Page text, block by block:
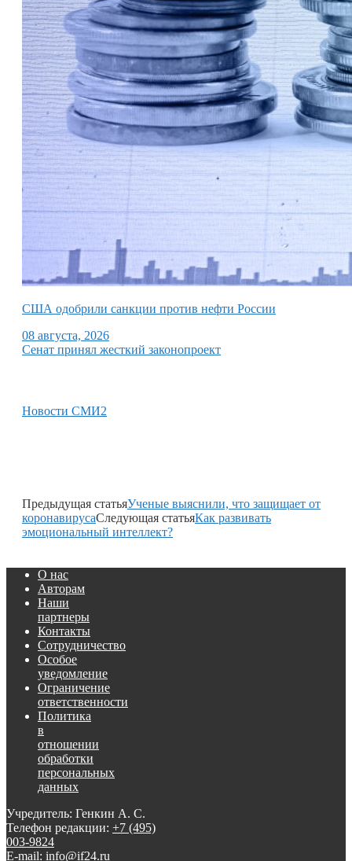
США одобрили санкции против нефти России
08 августа, 2026
Сенат принял жесткий законопроект
Новости СМИ2
Предыдущая статьяУченые выяснили, что защищает от
коронавирусаСледующая статьяКак развивать
эмоциональный интеллект?
О нас
Авторам
Наши
партнеры
Контакты
Сотрудничество
Особое
уведомление
Ограничение
ответственности
Политика
в
отношении
обработки
персональных
данных
Учредитель: Генкин А. С.
Телефон редакции: +7 (495)
003-9824
E-mail: info@if24.ru